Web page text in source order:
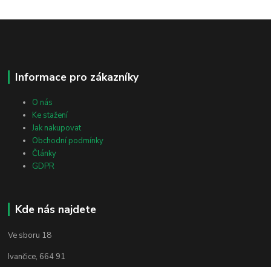
Informace pro zákazníky
O nás
Ke stažení
Jak nakupovat
Obchodní podmínky
Články
GDPR
Kde nás najdete
Ve sboru 18
Ivančice, 664 91